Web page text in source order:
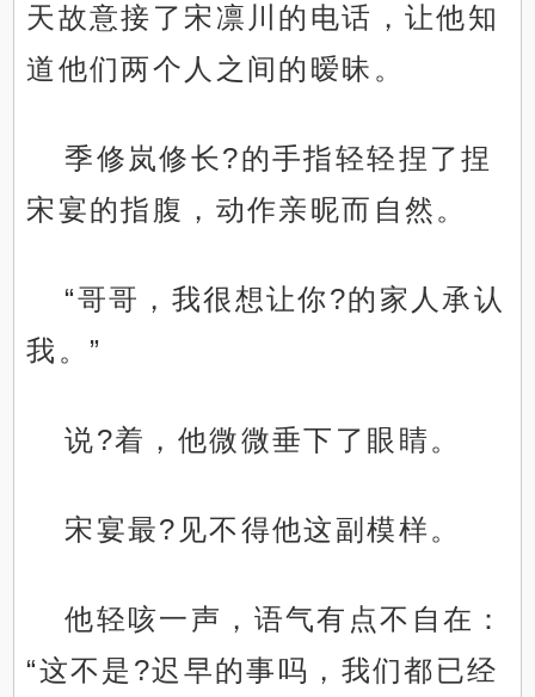
天故意接了宋凛川的电话，让他知
道他们两个人之间的暧昧。
季修岚修长?的手指轻轻捏了捏
宋宴的指腹，动作亲昵而自然。
“哥哥，我很想让你?的家人承认
我。”
说?着，他微微垂下了眼睛。
宋宴最?见不得他这副模样。
他轻咳一声，语气有点不自在：
“这不是?迟早的事吗，我们都已经